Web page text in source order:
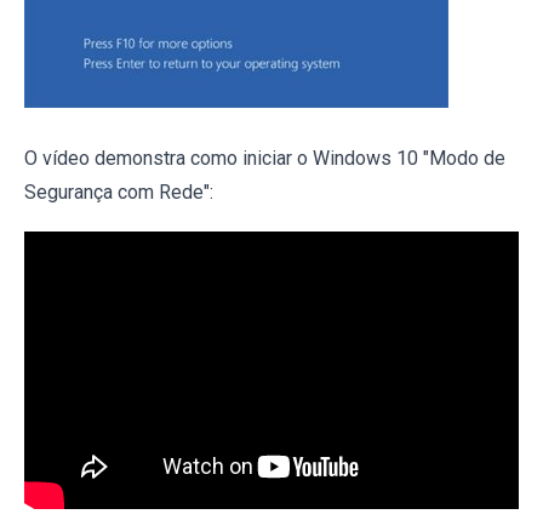
O vídeo demonstra como iniciar o Windows 10 "Modo de
Segurança com Rede":